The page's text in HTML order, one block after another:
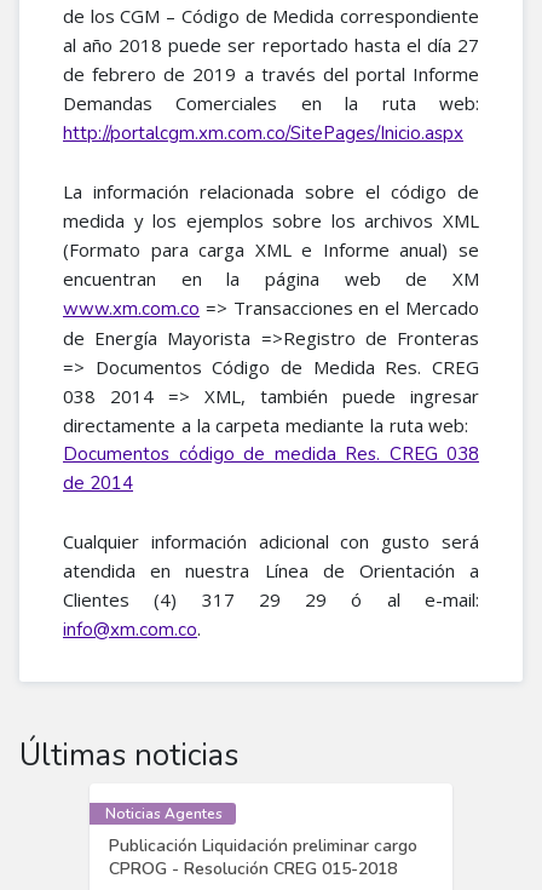
de los CGM – Código de Medida correspondiente
al año 2018 puede ser reportado hasta el día 27
de febrero de 2019 a través del portal Informe
Demandas Comerciales en la ruta web:
http://portalcgm.xm.com.co/SitePages/Inicio.aspx
La información relacionada sobre el código de
medida y los ejemplos sobre los archivos XML
(Formato para carga XML e Informe anual) se
encuentran en la página web de XM
www.xm.com.co => Transacciones en el Mercado
de Energía Mayorista =>Registro de Fronteras
=> Documentos Código de Medida Res. CREG
038 2014 => XML, también puede ingresar
directamente a la carpeta mediante la ruta web:
Documentos código de medida Res. CREG 038
de 2014
Cualquier información adicional con gusto será
atendida en nuestra Línea de Orientación a
Clientes (4) 317 29 29 ó al e-mail:
info@xm.com.co​.
Últimas noticias
Noticias Agentes
Publicación Liquidación preliminar cargo
CPROG - Resolución CREG 015-2018